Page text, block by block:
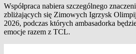
Współpraca nabiera szczególnego
zbliżających się Zimowych Igrzysk
2026, podczas których ambasadorka
emocje razem z TCL.